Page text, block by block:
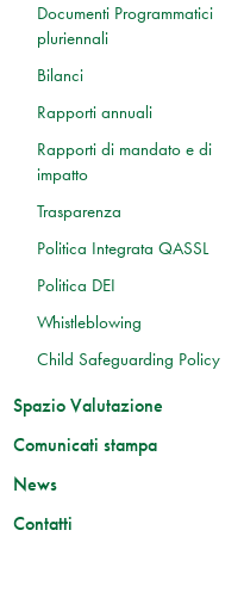
Documenti Programmatici
pluriennali
Bilanci
Rapporti annuali
Rapporti di mandato e di
impatto
Trasparenza
Politica Integrata QASSL
Politica DEI
Whistleblowing
Child Safeguarding Policy
Spazio Valutazione
Comunicati stampa
News
Contatti